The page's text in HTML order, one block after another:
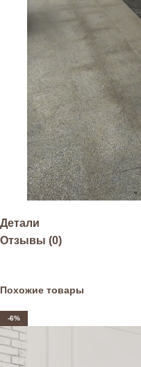
Детали
Отзывы (0)
Похожие товары
-6%